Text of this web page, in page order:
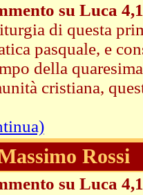
su Luca
di questa
pasquale, e
della
cristiana,
Rossi
su Luca